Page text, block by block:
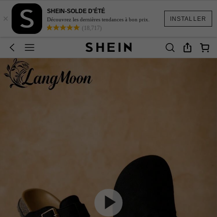
INSTALLER
×
SHEIN-SOLDE D'ÉTÉ
Découvrez les dernières tendances à bon prix.
(18,717)